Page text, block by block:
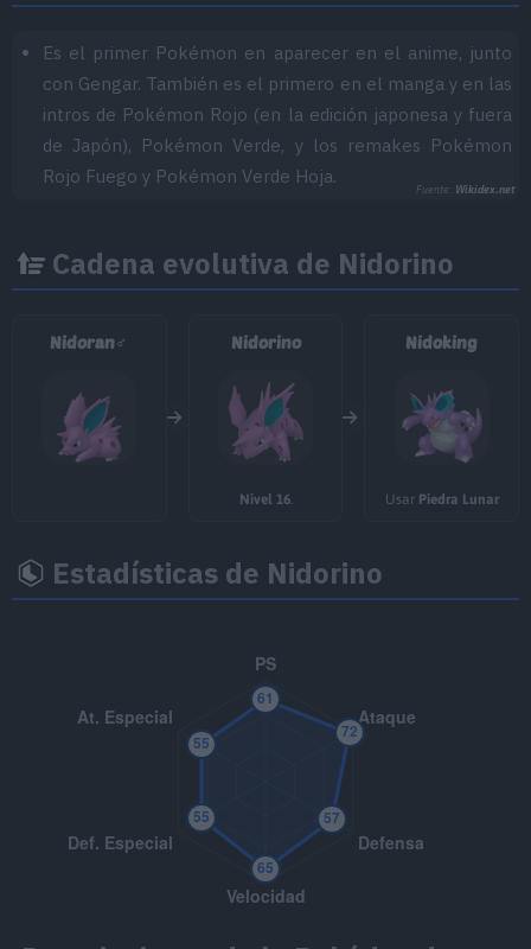
Es el primer Pokémon en aparecer en el anime, junto
con Gengar. También es el primero en el manga y en las
intros de Pokémon Rojo (en la edición japonesa y fuera
de Japón), Pokémon Verde, y los remakes Pokémon
Rojo Fuego y Pokémon Verde Hoja.
Fuente: Wikidex.net
Cadena evolutiva de Nidorino
Nidoran♂ Nidorino
Nivel 16.
Nidoking
Usar Piedra Lunar
Estadísticas de Nidorino